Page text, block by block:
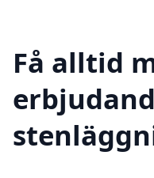
Få alltid